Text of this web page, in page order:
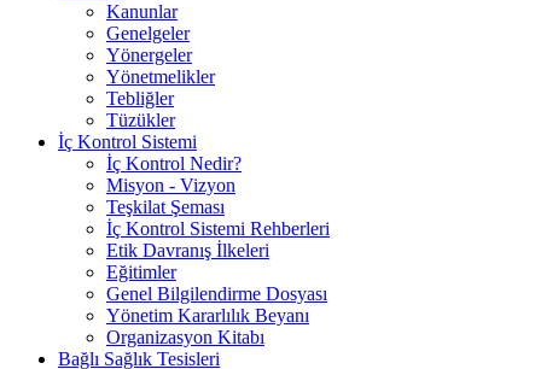
Kanunlar
Genelgeler
Yönergeler
Yönetmelikler
Tebliğler
Tüzükler
İç Kontrol Sistemi
İç Kontrol Nedir?
Misyon - Vizyon
Teşkilat Şeması
İç Kontrol Sistemi Rehberleri
Etik Davranış İlkeleri
Eğitimler
Genel Bilgilendirme Dosyası
Yönetim Kararlılık Beyanı
Organizasyon Kitabı
Bağlı Sağlık Tesisleri